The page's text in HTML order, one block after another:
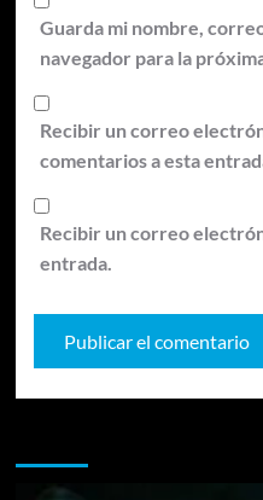
Guarda mi nombre,
navegador para la
Recibir un correo
comentarios a esta
Recibir un correo
entrada.